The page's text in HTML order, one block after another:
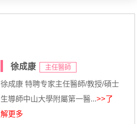
徐成康 主任醫師
徐成康 特聘专家主任醫師/教授/碩士
生導師中山大學附屬第一醫...>>了
解更多